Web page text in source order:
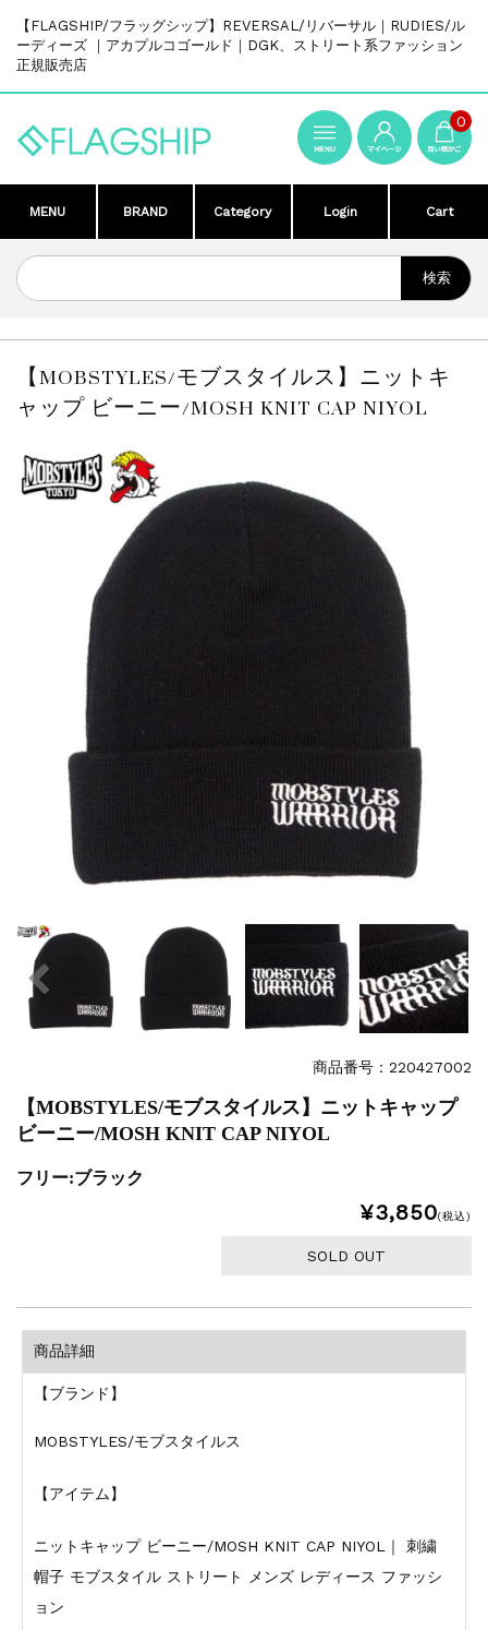
【FLAGSHIP/フラッグシップ】REVERSAL/リバーサル｜RUDIES/ル
ーディーズ ｜アカプルコゴールド｜DGK、ストリート系ファッション
正規販売店
0
MENU BRAND Category Login Cart
【MOBSTYLES/モブスタイルス】ニットキ
ャップ ビーニー/MOSH KNIT CAP NIYOL
商品番号：220427002
【MOBSTYLES/モブスタイルス】ニットキャップ
ビーニー/MOSH KNIT CAP NIYOL
フリー:ブラック
¥3,850(税込)
SOLD OUT
商品詳細
【ブランド】
MOBSTYLES/モブスタイルス
【アイテム】
ニットキャップ ビーニー/MOSH KNIT CAP NIYOL｜ 刺繍
帽子 モブスタイル ストリート メンズ レディース ファッシ
ョン